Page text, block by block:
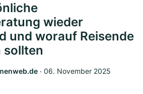
wieder
und worauf Reisende
sollten
‧ 06. November 2025